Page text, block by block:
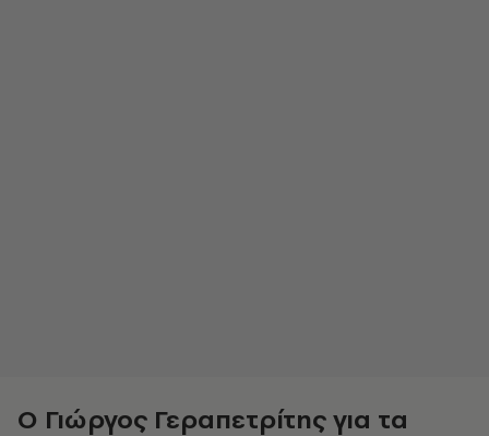
Ο Γιώργος Γεραπετρίτης για τα